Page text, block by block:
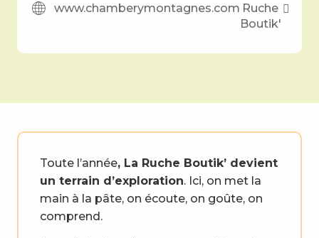
www.chamberymontagnes.com Ruche
Boutik'
Toute l’année, La Ruche Boutik’ devient
un terrain d’exploration. Ici, on met la
main à la pâte, on écoute, on goûte, on
comprend.